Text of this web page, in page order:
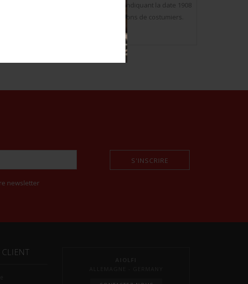
doublure en coton écru, tampon indiquant la date 1908
d’Afrique ainsi que divers tampons de costumiers.
newsletter
S'INSCRIRE